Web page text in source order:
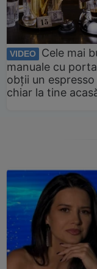
VIDEO
Cele mai
manuale cu
obții un
chiar la tine